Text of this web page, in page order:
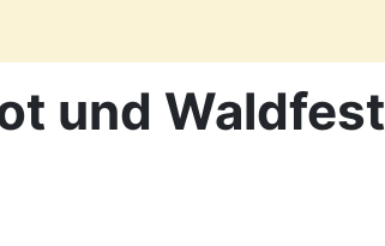
und Waldfest